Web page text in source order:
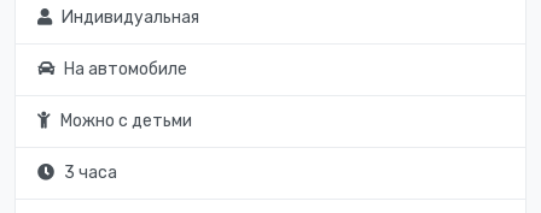
Индивидуальная
На автомобиле
Можно с детьми
3 часа